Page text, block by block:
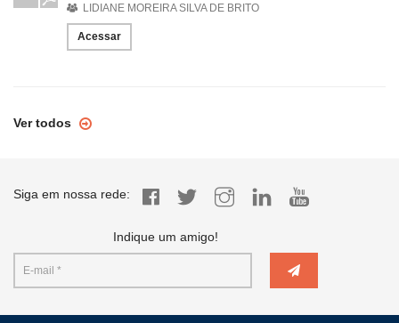
LIDIANE MOREIRA SILVA DE BRITO
Acessar
Ver todos
Siga em nossa rede:
Indique um amigo!